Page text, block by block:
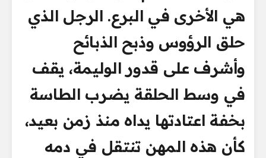
هي الأخرى في البرع. الرجل الذي
حلق الرؤوس وذبح الذبائح
وأشرف على قدور الوليمة، يقف
في وسط الحلقة يضرب الطاسة
بخفة اعتادتها يداه منذ زمن بعيد،
كأن هذه المهن تنتقل في دمه